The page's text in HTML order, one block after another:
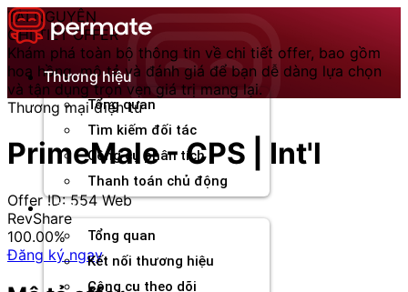
Chuyển
đến
nội
dungThương hiệu
Tổng quan
Tìm kiếm đối tác
Công cụ phân tích
Thanh toán chủ động
Đối tác
Tổng quan
Kết nối thương hiệu
Công cụ theo dõi
TÀI NGUYÊN
CHI TIẾT OFFER
Khám phá toàn bộ thông tin về chi tiết offer, bao gồm
hoa hồng, mô tả và đánh giá để bạn dễ dàng lựa chọn
và tận dụng trọn vẹn giá trị mang lại.
Thương mại điện tử
PrimeMale - CPS | Int'l
Offer ID: 554 Web
RevShare
100.00%
Đăng ký ngay